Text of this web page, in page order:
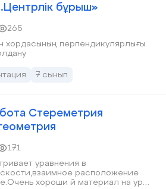
бұрыш»
265
хордасының перпендикулярлығы
7 сынып
Стереметрия
171
уравнения в
расположение
хороши й материал на урок